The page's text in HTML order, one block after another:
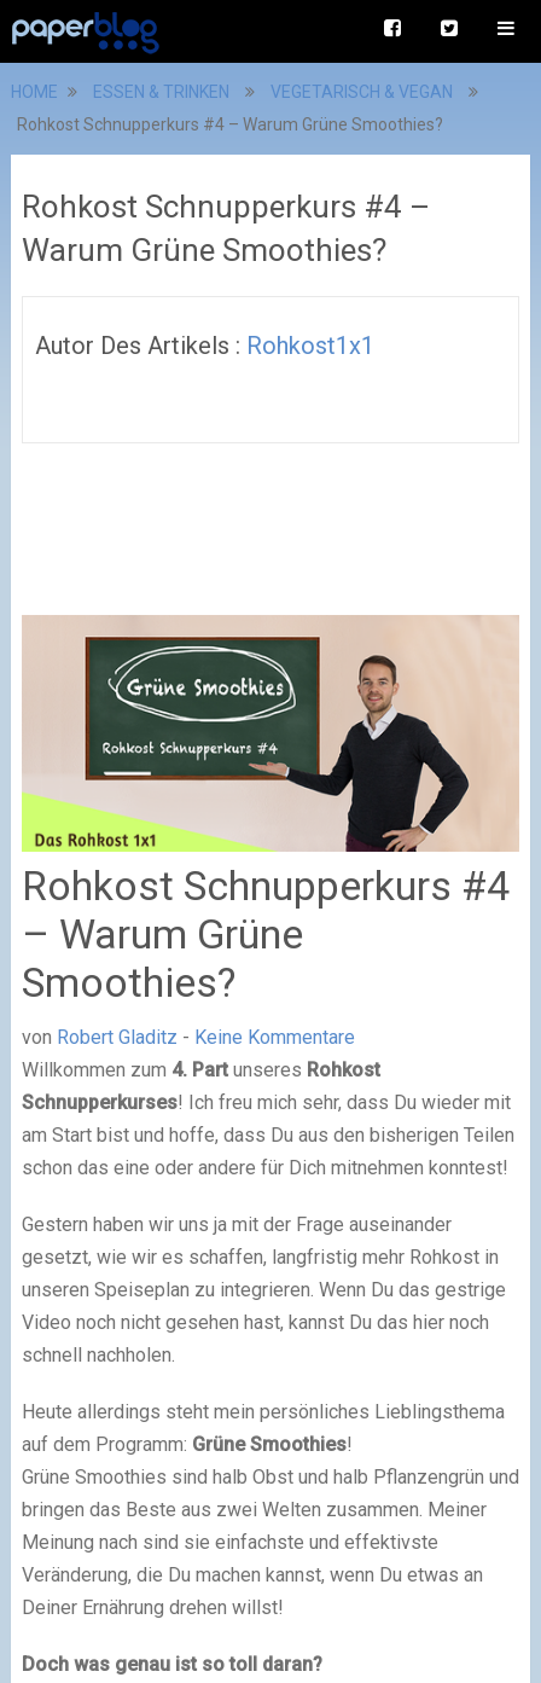
HOME ESSEN & TRINKEN
VEGETARISCH & VEGAN
Rohkost Schnupperkurs #4 – Warum Grüne Smoothies?
Rohkost Schnupperkurs #4 –
Warum Grüne Smoothies?
Autor Des Artikels : Rohkost1x1
Rohkost Schnupperkurs #4
– Warum Grüne
Smoothies?
von Robert Gladitz - Keine Kommentare
Willkommen zum 4. Partunseres Rohkost
Schnupperkurses! Ich freu mich sehr, dass Du wieder mit
am Start bist und hoffe, dass Du aus den bisherigen Teilen
schon das eine oder andere für Dich mitnehmen konntest!
Gestern haben wir uns ja mit der Frage auseinander
gesetzt, wie wir es schaffen, langfristig mehr Rohkost in
unseren Speiseplan zu integrieren. Wenn Du das gestrige
Video noch nicht gesehen hast, kannst Du das hier noch
schnell nachholen.
Heute allerdings steht mein persönliches Lieblingsthema
auf dem Programm: Grüne Smoothies!
Grüne Smoothies sind halb Obst und halb Pflanzengrün und
bringen das Beste aus zwei Welten zusammen. Meiner
Meinung nach sind sie einfachste und effektivste
Veränderung, die Du machen kannst, wenn Du etwas an
Deiner Ernährung drehen willst!
Doch was genau ist so toll daran?